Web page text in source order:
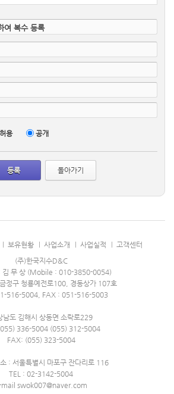
여 복수 등록
용 공개
돌아가기
보유현황 사업소개 사업실적
고객센터
(주)한국지수D&C
김 무 상 (Mobile : 010-3850-0054)
정구 청룡예전로100, 경동상가 107호
516-5004, FAX : 051-516-5003
남도 김해시 상동면 소락로229
336-5004 (055) 312-5004
FAX: (055) 323-5004
: 서울특별시 마포구 잔다리로 116
TEL : 02-3142-5004
mail swok007@naver.com